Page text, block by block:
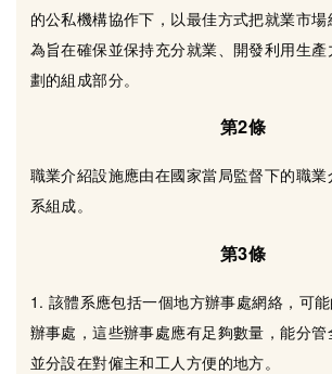
的公私機構協作下，以最佳方式把就業市
為旨在確保並保持充分就業、開發利用生
劃的組成部分。
第2條
職業介紹設施應由在國家當局監督下的職
系組成。
第3條
1. 該體系應包括一個地方辦事處網絡，可
辦事處，這些辦事處應有足夠數量，能分管
並分設在對僱主和工人方便的地方。